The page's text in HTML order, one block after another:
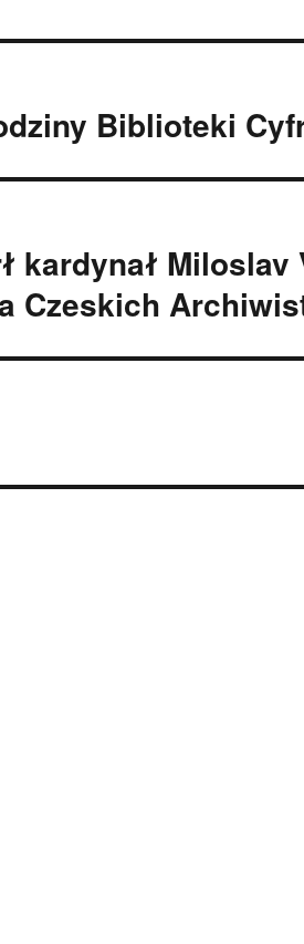
Biblioteki
kardynał
Czeskich